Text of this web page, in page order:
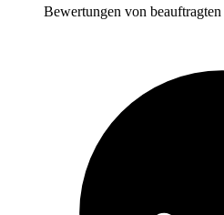
Bewertungen von